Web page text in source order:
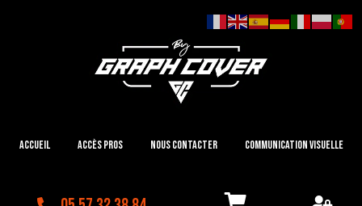
Accueil Accès Pros Nous contacter Communication visuelle